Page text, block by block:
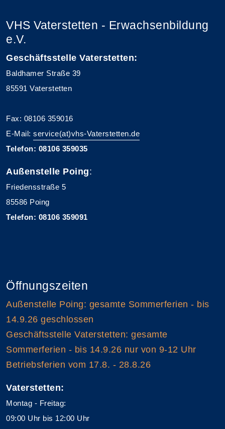
VHS Vaterstetten - Erwachsenbildung
e.V.
Geschäftsstelle Vaterstetten:
Baldhamer Straße 39
85591 Vaterstetten
Fax: 08106 359016
E-Mail: service(at)vhs-Vaterstetten.de
Telefon: 08106 359035
Außenstelle Poing:
Friedensstraße 5
85586 Poing
Telefon: 08106 359091
Öffnungszeiten
Außenstelle Poing: gesamte Sommerferien - bis
14.9.26 geschlossen
Geschäftsstelle Vaterstetten: gesamte
Sommerferien - bis 14.9.26 nur von 9-12 Uhr
Betriebsferien vom 17.8. - 28.8.26
Vaterstetten:
Montag - Freitag:
09:00 Uhr bis 12:00 Uhr